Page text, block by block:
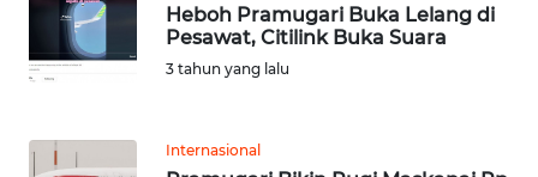
Heboh Pramugari Buka Lelang di
Pesawat, Citilink Buka Suara
3 tahun yang lalu
Internasional
BALI
WN